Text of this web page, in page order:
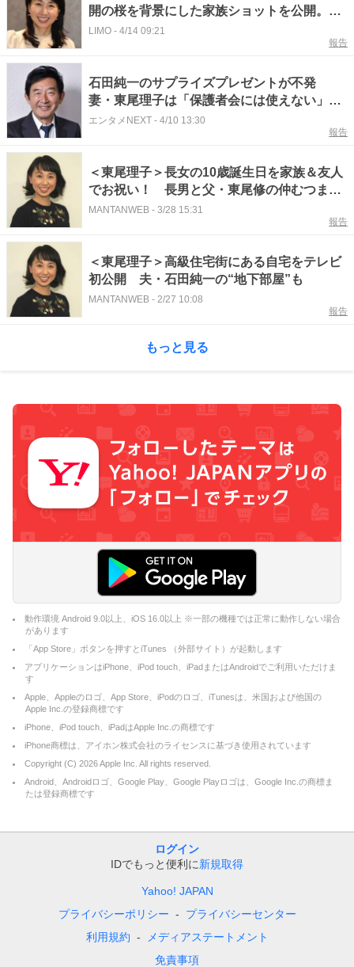
開の桜を背景にした家族ショットを公開。子
供たちと一緒に春を満喫する微笑ましい姿
LIMO - 4/14 09:21
報告
石田純一のサプライズプレゼントが不発
妻・東尾理子は「保護者会には使えない」と
バッサリ
エンタメNEXT - 4/10 13:30
報告
＜東尾理子＞長女の10歳誕生日を家族＆友人
でお祝い！ 長男と父・東尾修の仲むつまじ
い2ショットも
MANTANWEB - 3/28 15:31
報告
＜東尾理子＞高級住宅街にある自宅をテレビ
初公開 夫・石田純一の“地下部屋”も
MANTANWEB - 2/27 10:08
報告
もっと見る
動作環境 Android 9.0以上、iOS 16.0以上 ※一部の機種では正常に動作しない場合
があります
「App Store」ボタンを押すとiTunes （外部サイト）が起動します
アプリケーションはiPhone、iPod touch、iPadまたはAndroidでご利用いただけま
す
Apple、Appleのロゴ、App Store、iPodのロゴ、iTunesは、米国および他国の
Apple Inc.の登録商標です
iPhone、iPod touch、iPadはApple Inc.の商標です
iPhone商標は、アイホン株式会社のライセンスに基づき使用されています
Copyright (C) 2026Apple Inc. All rights reserved.
Android、Androidロゴ、Google Play、Google Playロゴは、Google Inc.の商標ま
たは登録商標です
ログイン
IDでもっと便利に新規取得
Yahoo! JAPAN
プライバシーポリシー
プライバシーセンター
利用規約
メディアステートメント
免責事項